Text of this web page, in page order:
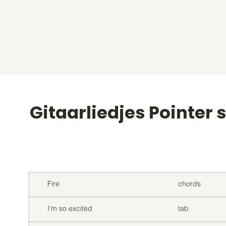
Gitaarliedjes Pointer
Fire chords
I'm so excited tab